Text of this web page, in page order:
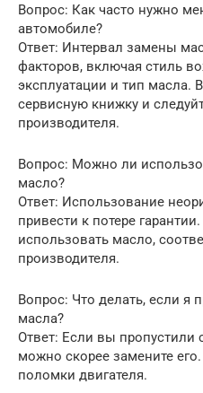
Вопрос: Как часто нужно
автомобиле?
Ответ: Интервал замены
факторов, включая стиль
эксплуатации и тип масла.
сервисную книжку и
производителя.
Вопрос: Можно ли
масло?
Ответ: Использование
привести к потере
использовать масло,
производителя.
Вопрос: Что делать, если я
масла?
Ответ: Если вы пропустили
можно скорее замените
поломки двигателя.